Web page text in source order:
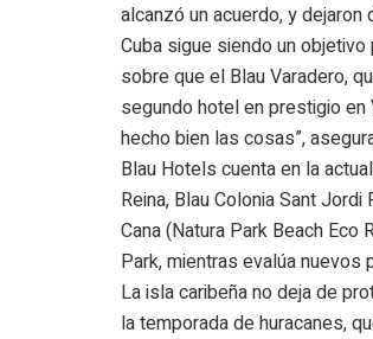
alcanzó un acuerdo, y
Cuba sigue siendo un
sobre que el Blau Varadero,
segundo hotel en prestigio
hecho bien las cosas”,
Blau Hotels cuenta en la
Reina, Blau Colonia Sant
Cana (Natura Park Beach
Park, mientras evalúa nuevos
La isla caribeña no deja de
la temporada de huracanes,